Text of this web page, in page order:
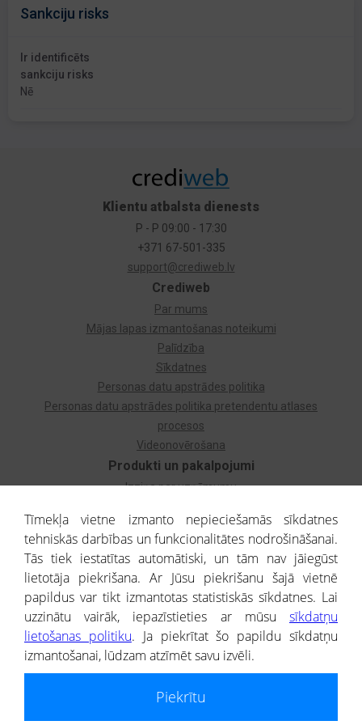
Sankciju risks
Ir identificēts
sankciju risks
Nē
Produkti un pakalpojumi
Izziņa par uzņēmumu
Dzimtas koks
Uzņēmumu atlase
Monitorings
Kredītizziņa par ārvalstu uzņēmumiem
Crediweb
Par mums
Mājas lapas izmantošanas noteikumi
Palīdzība
Sīkdatnes
Personas datu apstrādes politika
Personas datu apstrādes politika pretendentu atlases
procesos
Videonovērošana
Klientu atbalsta dienests
P - P 09:00 - 17:30
+371 67-501-335
support@crediweb.lv
® CREDITREFORM Latvija
SIA
Portāla ietvaros saņemtajai informācijai ir uzziņas raksturs, un tai nav
Tīmekļa vietne izmanto nepieciešamās sīkdatnes
tehniskās darbības un funkcionalitātes nodrošināšanai.
Tās tiek iestatītas automātiski, un tām nav jāiegūst
lietotāja piekrišana. Ar Jūsu piekrišanu šajā vietnē
papildus var tikt izmantotas statistiskās sīkdatnes. Lai
uzzinātu vairāk, iepazīstieties ar mūsu sīkdatņu
lietošanas politiku. Ja piekrītat šo papildu sīkdatņu
izmantošanai, lūdzam atzīmēt savu izvēli.
Piekrītu